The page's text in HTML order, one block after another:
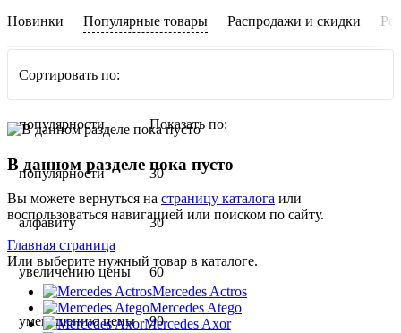
Новинки Популярные товары Распродажи и скидки
Сортировать по:
популярности
популярности
алфавиту
увеличению цены
уменьшению цены
Показать по:
30
30
60
90
В данном разделе пока пусто
Вы можете вернуться на страницу каталога или
воспользоваться навигацией или поиском по сайту.
Главная страница
Или выберите нужный товар в каталоге.
Mercedes Actros
Mercedes Atego
Mercedes Axor